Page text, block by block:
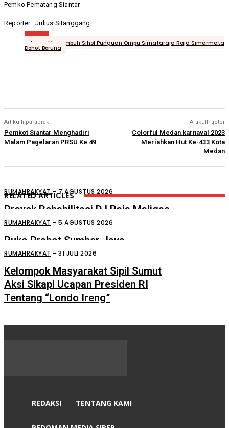
Pemko Pematang Siantar
Reporter : Julius Sitanggang
Tags
Acara Marsombuh Sihol Punguan Ompu Simataraja Raja Simarmata
Dohot Boruna
Artikulli paraprak
Pemkot Siantar Menghadiri
Malam Pagelaran PRSU Ke 49
Artikulli tjetër
Colorful Medan karnaval 2023
Meriahkan Hut Ke-433 Kota
Medan
RELATED ARTICLES
RUMAHRAKYAT - 7 AGUSTUS 2026
Proyek Rehabilitasi D.I Raja Maligas
Diduga Asal Jadi
RUMAHRAKYAT - 5 AGUSTUS 2026
Ruko Prabot Sumber Jaya
Perdagangan Terbakar
RUMAHRAKYAT - 31 JULI 2026
Kelompok Masyarakat Sipil Sumut
Aksi Sikapi Ucapan Presiden RI
Tentang “Londo Ireng”
REDAKSI TENTANG KAMI